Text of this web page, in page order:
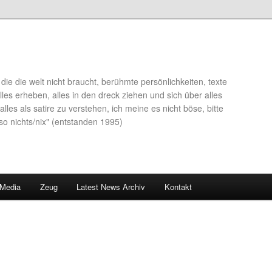
die welt nicht braucht, berühmte persönlichkeiten, texte
erheben, alles in den dreck ziehen und sich über alles
als satire zu verstehen, ich meine es nicht böse, bitte
nichts/nix" (entstanden 1995)
Zeug Latest News Archiv Kontakt